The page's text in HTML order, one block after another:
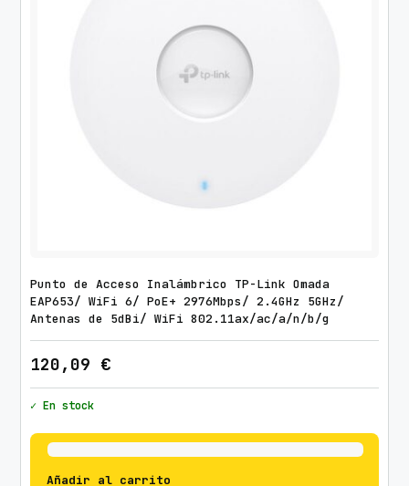
Punto de Acceso Inalámbrico TP-Link Omada
EAP653/ WiFi 6/ PoE+ 2976Mbps/ 2.4GHz 5GHz/
Antenas de 5dBi/ WiFi 802.11ax/ac/a/n/b/g
120,09 €
✓ En stock
Añadir al carrito